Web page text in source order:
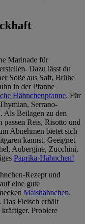
Marinade für
Dazu lässt du
Soße aus Saft, Brühe
in der Pfanne
Hähnchenpfanne. Für
Serrano-
Als Beilagen zu den
Reis, Risotto und
Abnehmen bietet sich
kannst. Geeignet
Aubergine, Zucchini,
Paprika-Hähnchen!
Rezept und
eine gute
Maishähnchen.
Fleisch erhält
Probiere